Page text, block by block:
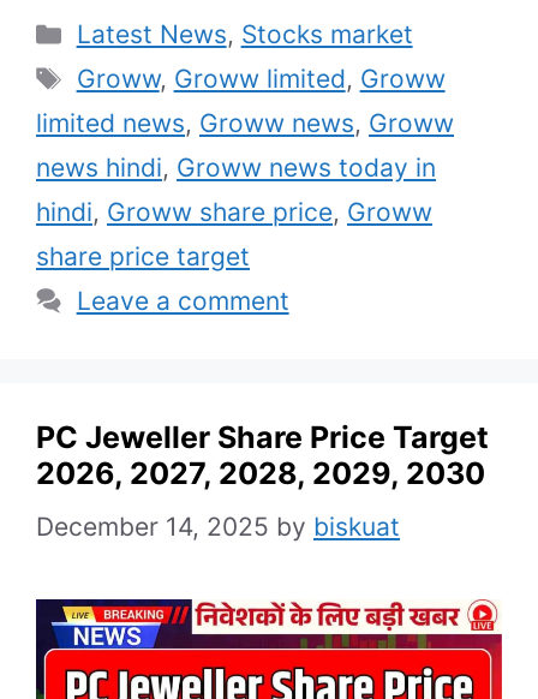
Categories
Latest News, Stocks market
Tags
Groww, Groww limited, Groww
limited news, Groww news, Groww
news hindi, Groww news today in
hindi, Groww share price, Groww
share price target
Leave a comment
PC Jeweller Share Price Target
2026, 2027, 2028, 2029, 2030
December 14, 2025 by biskuat